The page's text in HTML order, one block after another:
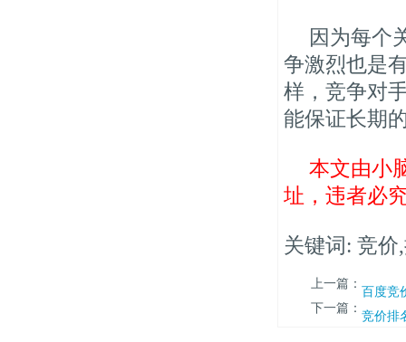
因为每个
争激烈也是
样，竞争对
能保证长期
本文由小
址，违者必
关键词: 竞
上一篇： 百度竞
下一篇： 竞价排